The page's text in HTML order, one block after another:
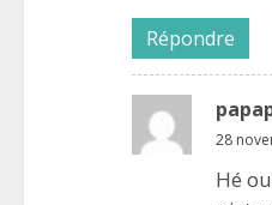
Répondre
28
Hé